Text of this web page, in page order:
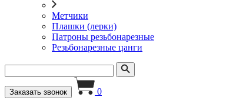
Метчики
Плашки (лерки)
Патроны резьбонарезные
Резьбонарезные цанги
Заказать звонок 0